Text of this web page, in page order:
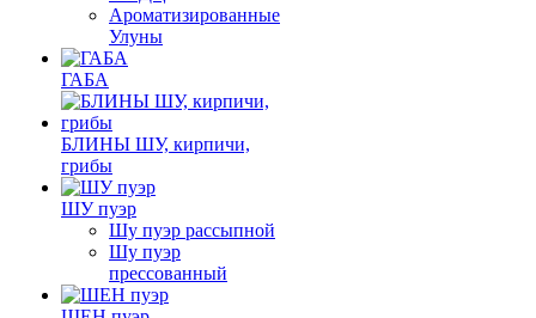
Ароматизированные
Улуны
ГАБА
БЛИНЫ ШУ, кирпичи,
грибы
ШУ пуэр
Шу пуэр рассыпной
Шу пуэр
прессованный